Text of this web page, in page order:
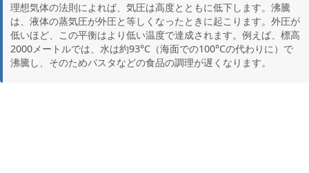
理想気体の法則によれば、気圧は高度とともに低下します。沸騰
は、液体の蒸気圧が外圧と等しくなったときに起こります。外圧が
低いほど、この平衡はより低い温度で達成されます。例えば、標高
2000メートルでは、水は約93°C（海面での100°Cの代わりに）で
沸騰し、そのためパスタなどの食品の調理が遅くなります。